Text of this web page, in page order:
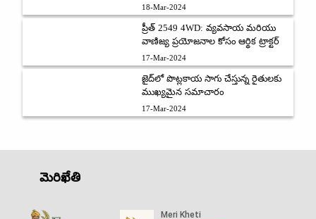
18-Mar-2024
ప్రీత్ 2549 4WD: వ్యవసాయ మరియు
వాణిజ్య ప్రయోజనాల కోసం ఆర్థిక ట్రాక్టర్
17-Mar-2024
జైద్‌లో పొట్లకాయ సాగు చేస్తున్న రైతులకు
ముఖ్యమైన సమాచారం
17-Mar-2024
మెరిఖేతి